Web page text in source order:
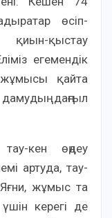
өсіп-
қыстау
егемендік
жұмысы қайта
даңғыл
кен өңдеу
артуда, тау-
Яғни, жұмыс та
керегі де